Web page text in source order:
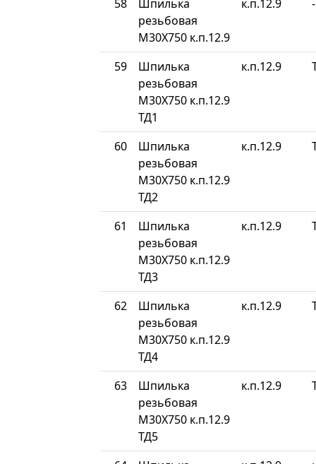
58
Шпилька
резьбовая
М30Х750 к.п.12.9
к.п.12.9 -
59
Шпилька
резьбовая
М30Х750 к.п.12.9
ТД1
к.п.12.9
60
Шпилька
резьбовая
М30Х750 к.п.12.9
ТД2
к.п.12.9
61
Шпилька
резьбовая
М30Х750 к.п.12.9
ТД3
к.п.12.9
62
Шпилька
резьбовая
М30Х750 к.п.12.9
ТД4
к.п.12.9
63
Шпилька
резьбовая
М30Х750 к.п.12.9
ТД5
к.п.12.9